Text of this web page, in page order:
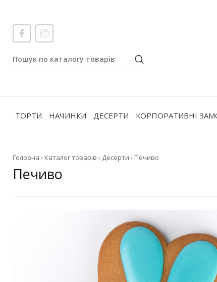
ТОРТИ НАЧИНКИ ДЕСЕРТИ КОРПОРАТИВНІ
Головна › Каталог товарів › Десерти › Печиво
Печиво